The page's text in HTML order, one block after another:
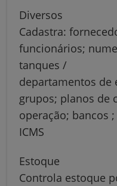
Diversos
Cadastra:
funcionários;
tanques /
departamentos de
grupos; planos de
operação; bancos
ICMS
Estoque
Controla estoque